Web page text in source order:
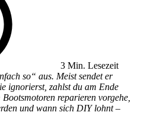
3 Min. Lesezeit
so“ aus. Meist sendet er
ignorierst, zahlst du am Ende
reparieren vorgehe,
und wann sich DIY lohnt –